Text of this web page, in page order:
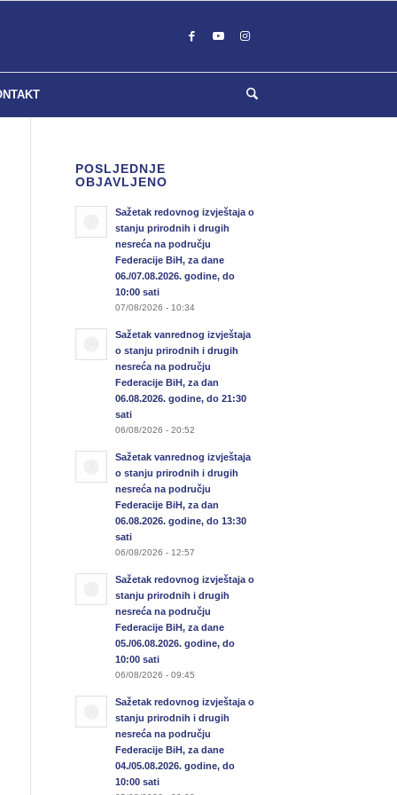
POSLJEDNJE
OBJAVLJENO
Sažetak redovnog izvještaja o
stanju prirodnih i drugih
nesreća na području
Federacije BiH, za dane
06./07.08.2026. godine, do
10:00 sati
07/08/2026 - 10:34
Sažetak vanrednog izvještaja
o stanju prirodnih i drugih
nesreća na području
Federacije BiH, za dan
06.08.2026. godine, do 21:30
sati
06/08/2026 - 20:52
Sažetak vanrednog izvještaja
o stanju prirodnih i drugih
nesreća na području
Federacije BiH, za dan
06.08.2026. godine, do 13:30
sati
06/08/2026 - 12:57
Sažetak redovnog izvještaja o
stanju prirodnih i drugih
nesreća na području
Federacije BiH, za dane
05./06.08.2026. godine, do
10:00 sati
06/08/2026 - 09:45
Sažetak redovnog izvještaja o
stanju prirodnih i drugih
nesreća na području
Federacije BiH, za dane
04./05.08.2026. godine, do
10:00 sati